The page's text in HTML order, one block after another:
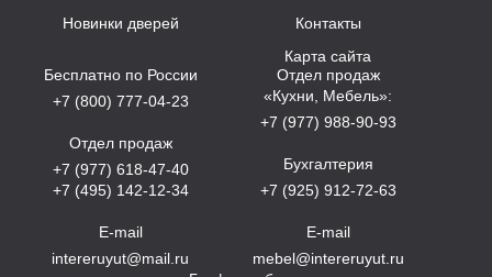
Новинки дверей
Контакты
Карта сайта
Бесплатно по России
+7 (800) 777-04-23
Отдел продаж
+7 (977) 618-47-40
+7 (495) 142-12-34
E-mail
intereruyut@mail.ru
Отдел продаж
«Кухни, Мебель»:
+7 (977) 988-90-93
Бухгалтерия
+7 (925) 912-72-63
E-mail
mebel@intereruyut.ru